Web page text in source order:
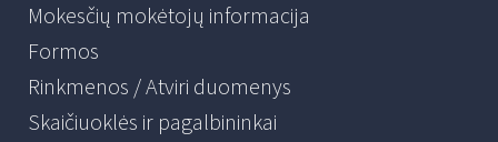
Mokesčių mokėtojų informacija
Formos
Rinkmenos / Atviri duomenys
Skaičiuoklės ir pagalbininkai